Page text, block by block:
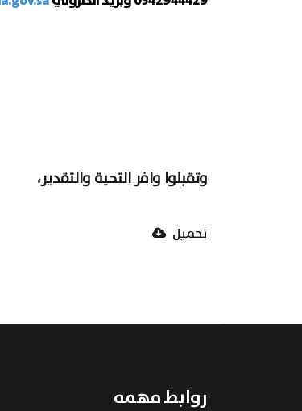
وتقبلوا وافر التحية والتقدير،
تحميل
روابط مهمه